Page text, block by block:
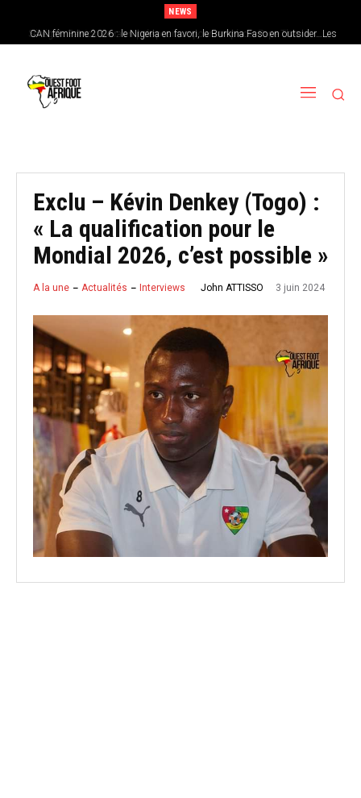
NEWS
CAN féminine 2026 : le Nigeria en favori, le Burkina Faso en outsider…Les
chances de l’Afrique de l’Ouest
Exclu – Kévin Denkey (Togo) :
« La qualification pour le
Mondial 2026, c’est possible »
A la une Actualités Interviews John ATTISSO 3 juin 2024